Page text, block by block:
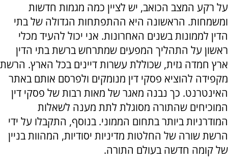
על רקע המצב הכואב, יש לציין כמה מגמות חדשות
ומשמחות. הראשונה היא ההתפתחות הגדולה של בתי
הדין לממונות בשנים האחרונות. אני יכול להעיד מכלי
ראשון על התהליך המפעים שמתרחש ברשת בתי הדין
ארץ חמדה גזית, שכוללת עשרות דיינים בכל הארץ. הרשת
מקפידה להוציא פסקי דין מנומקים ולפרסם אותם באתר
האינטרנט. כך נבנה מאגר של מאות רבות של פסקי דין
המוכיחים שהתורה מסוגלת לתת מענה לשאלות
המודרניות ביותר בתחום הממוני. בנוסף, התקבלו על ידי
הרשת שורה של החלטות מדיניות יסודיות, המהוות בניין
של קומה חדשה בעולם התורה.